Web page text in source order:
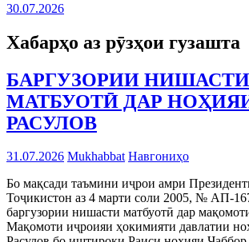
30.07.2026
Хабарҳо аз рӯзҳои гузашта
БАРГУЗОРИИ НИШАСТИ
МАТБУОТӢ ДАР
РАСУЛОВ
31.07.2026 Mukhabbat Навгониҳо
Бо мақсади таъмини иҷрои амри
Тоҷикистон аз 4 марти соли 2005, № АП-
баргузории нишасти матбуотӣ дар
Мақомоти иҷроияи ҳокимияти давлатии